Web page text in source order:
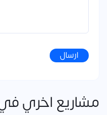
ارسال
مشاريع اخري